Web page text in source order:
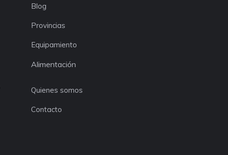
Blog
Provincias
Equipamiento
Alimentación
Quienes somos
Contacto